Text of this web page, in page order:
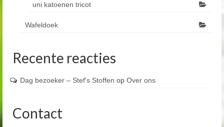
uni katoenen tricot
Wafeldoek
Recente reacties
Dag bezoeker – Stef's Stoffen op Over ons
Contact